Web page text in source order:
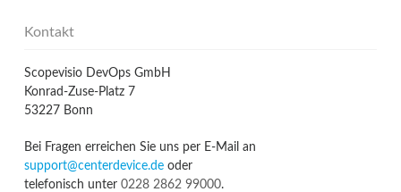
Kontakt
Scopevisio DevOps GmbH
Konrad-Zuse-Platz 7
53227 Bonn
Bei Fragen erreichen Sie uns per E-Mail an
support@centerdevice.deoder
telefonisch unter 0228 2862 99000.